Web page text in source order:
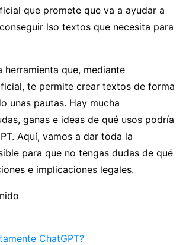
que promete que va a ayudar a
lso textos que necesita para
herramienta que, mediante
te permite crear textos de forma
unas pautas. Hay mucha
ganas e ideas de qué usos podría
Aquí, vamos a dar toda la
para que no tengas dudas de qué
e implicaciones legales.
ChatGPT?